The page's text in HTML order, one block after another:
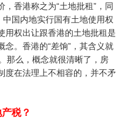
香港称之为“土地批租”，同
中国内地实行国有土地使用权
用权出让跟香港的土地批租是
。香港的“差饷”，其含义就
那么，概念就很清晰了，房
度在法理上不相容的，并不矛
税？